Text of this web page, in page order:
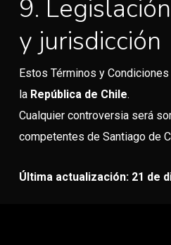
9.
y jurisdicción
Estos Términos y
la República de Chile.
Cualquier controversia será
competentes de Santiago de
Última actualización: 21 de